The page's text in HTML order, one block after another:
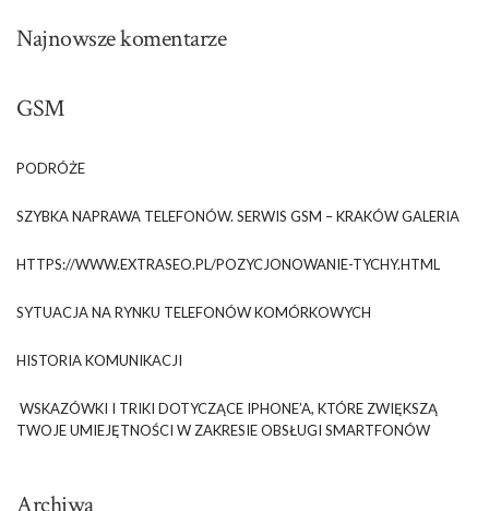
Najnowsze komentarze
GSM
PODRÓŻE
SZYBKA NAPRAWA TELEFONÓW. SERWIS GSM – KRAKÓW GALERIA
HTTPS://WWW.EXTRASEO.PL/POZYCJONOWANIE-TYCHY.HTML
SYTUACJA NA RYNKU TELEFONÓW KOMÓRKOWYCH
HISTORIA KOMUNIKACJI
WSKAZÓWKI I TRIKI DOTYCZĄCE IPHONE’A, KTÓRE ZWIĘKSZĄ
TWOJE UMIEJĘTNOŚCI W ZAKRESIE OBSŁUGI SMARTFONÓW